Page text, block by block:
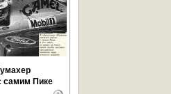
самим Пике